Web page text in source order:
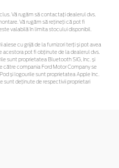
Vă rugăm să contactaţi dealerul dvs.
Vă rugăm să rețineți că pot fi
valabilă în limita stocului disponibil.
cu grijă de la furnizori terți și pot avea
acestora pot fi obținute de la dealerul dvs.
sunt proprietatea Bluetooth SIG, Inc. și
către compania Ford Motor Company se
și logourile sunt proprietatea Apple Inc.
sunt deținute de respectivii proprietari